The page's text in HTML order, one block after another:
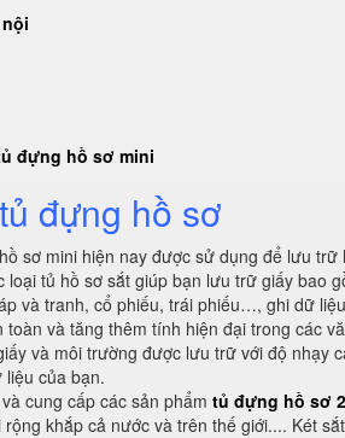
đựng hồ sơ mini
đựng hồ sơ
sơ mini hiện nay được sử dụng để lưu
loại tủ hồ sơ sắt giúp bạn lưu trữ giấy bao
và tranh, cổ phiếu, trái phiếu…, ghi dữ
toàn và tăng thêm tính hiện đại trong các
và môi trường được lưu trữ với độ nhạy
của bạn.
cung cấp các sản phẩm tủ đựng hồ sơ
khắp cả nước và trên thế giới.... Két